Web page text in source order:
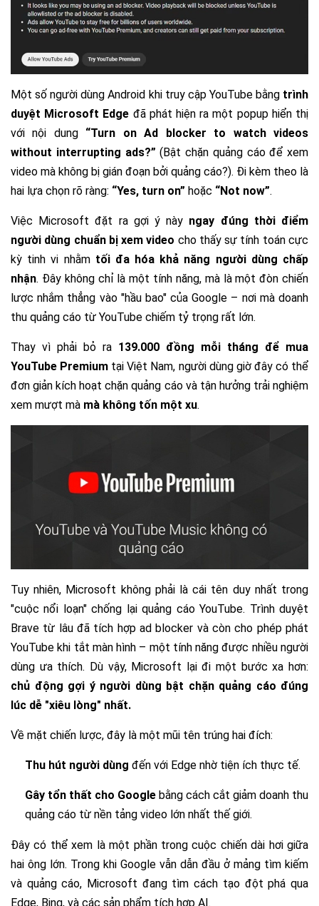
Một số người dùng Android khi truy cập YouTube bằng trình
duyệt Microsoft Edge đã phát hiện ra một popup hiển thị
với nội dung “Turn on Ad blocker to watch videos
without interrupting ads?” (Bật chặn quảng cáo để xem
video mà không bị gián đoạn bởi quảng cáo?). Đi kèm theo là
hai lựa chọn rõ ràng: “Yes, turn on” hoặc “Not now”.
Việc Microsoft đặt ra gợi ý này ngay đúng thời điểm
người dùng chuẩn bị xem video cho thấy sự tính toán cực
kỳ tinh vi nhằm tối đa hóa khả năng người dùng chấp
nhận. Đây không chỉ là một tính năng, mà là một đòn chiến
lược nhắm thẳng vào "hầu bao" của Google – nơi mà doanh
thu quảng cáo từ YouTube chiếm tỷ trọng rất lớn.
Thay vì phải bỏ ra 139.000 đồng mỗi tháng để mua
YouTube Premium tại Việt Nam, người dùng giờ đây có thể
đơn giản kích hoạt chặn quảng cáo và tận hưởng trải nghiệm
xem mượt mà mà không tốn một xu.
Tuy nhiên, Microsoft không phải là cái tên duy nhất trong
"cuộc nổi loạn" chống lại quảng cáo YouTube. Trình duyệt
Brave từ lâu đã tích hợp ad blocker và còn cho phép phát
YouTube khi tắt màn hình – một tính năng được nhiều người
dùng ưa thích. Dù vậy, Microsoft lại đi một bước xa hơn:
chủ động gợi ý người dùng bật chặn quảng cáo đúng
lúc dễ "xiêu lòng" nhất.
Về mặt chiến lược, đây là một mũi tên trúng hai đích:
Thu hút người dùng đến với Edge nhờ tiện ích thực tế.
Gây tổn thất cho Google bằng cách cắt giảm doanh thu
quảng cáo từ nền tảng video lớn nhất thế giới.
Đây có thể xem là một phần trong cuộc chiến dài hơi giữa
hai ông lớn. Trong khi Google vẫn dẫn đầu ở mảng tìm kiếm
và quảng cáo, Microsoft đang tìm cách tạo đột phá qua
Edge, Bing, và các sản phẩm tích hợp AI.